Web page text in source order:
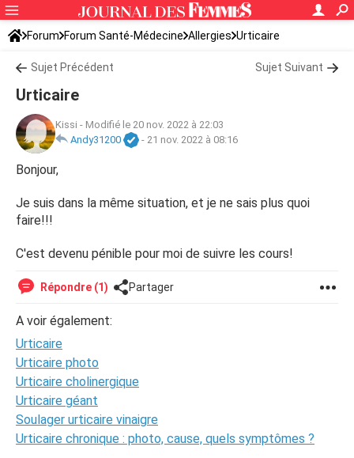
Forum Forum Santé-Médecine Allergies Urticaire
Sujet Précédent Sujet Suivant
Urticaire
Kissi - Modifié le 20 nov. 2022 à 22:03
Andy31200
- 21 nov. 2022 à 08:16
Bonjour,
Je suis dans la même situation, et je ne sais plus quoi
faire!!!
C'est devenu pénible pour moi de suivre les cours!
Répondre (1) Partager
A voir également:
Urticaire
Urticaire photo
Urticaire cholinergique
Urticaire géant
Soulager urticaire vinaigre
Urticaire chronique : photo, cause, quels symptômes ?